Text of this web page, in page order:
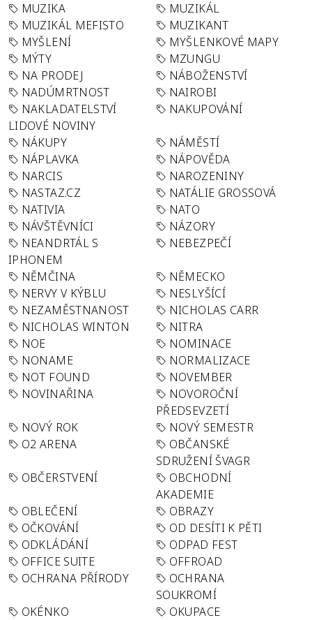
MUZIKA
MUZIKÁL
MUZIKÁL MEFISTO
MUZIKANT
MYŠLENÍ
MYŠLENKOVÉ MAPY
MÝTY
MZUNGU
NA PRODEJ
NÁBOŽENSTVÍ
NADÚMRTNOST
NAIROBI
NAKLADATELSTVÍ
LIDOVÉ NOVINY
NAKUPOVÁNÍ
NÁKUPY
NÁMĚSTÍ
NÁPLAVKA
NÁPOVĚDA
NARCIS
NAROZENINY
NASTAZ.CZ
NATÁLIE GROSSOVÁ
NATIVIA
NATO
NÁVŠTĚVNÍCI
NÁZORY
NEANDRTÁL S
IPHONEM
NEBEZPEČÍ
NĚMČINA
NĚMECKO
NERVY V KÝBLU
NESLYŠÍCÍ
NEZAMĚSTNANOST
NICHOLAS CARR
NICHOLAS WINTON
NITRA
NOE
NOMINACE
NONAME
NORMALIZACE
NOT FOUND
NOVEMBER
NOVINAŘINA
NOVOROČNÍ
PŘEDSEVZETÍ
NOVÝ ROK
NOVÝ SEMESTR
O2 ARENA
OBČANSKÉ
SDRUŽENÍ ŠVAGR
OBČERSTVENÍ
OBCHODNÍ
AKADEMIE
OBLEČENÍ
OBRAZY
OČKOVÁNÍ
OD DESÍTI K PĚTI
ODKLÁDÁNÍ
ODPAD FEST
OFFICE SUITE
OFFROAD
OCHRANA PŘÍRODY
OCHRANA
SOUKROMÍ
OKÉNKO
OKUPACE